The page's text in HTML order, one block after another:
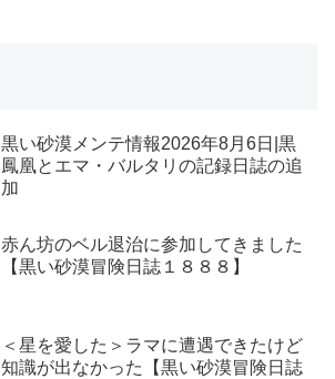
黒い砂漠メンテ情報2026年8月6日|黒
鳳凰とエマ・バルタリの記録日誌の追
加
赤ん坊のベル退治に参加してきました
【黒い砂漠冒険日誌１８８８】
＜星を愛した＞ラマに遭遇できたけど
知識が出なかった【黒い砂漠冒険日誌